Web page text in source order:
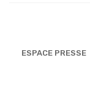
ESPACE PRESSE